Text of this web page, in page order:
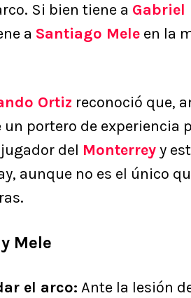
Si bien tiene a Gabriel
a Santiago Mele en la
Ortiz reconoció que,
un portero de experiencia
del Monterreyy
aunque no es el único
Mele
el arco: Ante la lesión